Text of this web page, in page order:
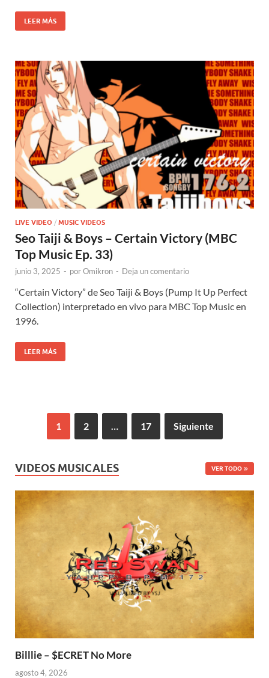
LEER MÁS
LIVE VIDEO / MUSIC VIDEOS
Seo Taiji & Boys – Certain Victory (MBC
Top Music Ep. 33)
junio 3, 2025 - porOmikron - Deja un comentario
“Certain Victory” de Seo Taiji & Boys (Pump It Up Perfect
Collection) interpretado en vivo para MBC Top Music en
1996.
LEER MÁS
1 2 … 17 Siguiente
VIDEOS MUSICALES VER TODO
Billlie – $ECRET No More
agosto 4, 2026